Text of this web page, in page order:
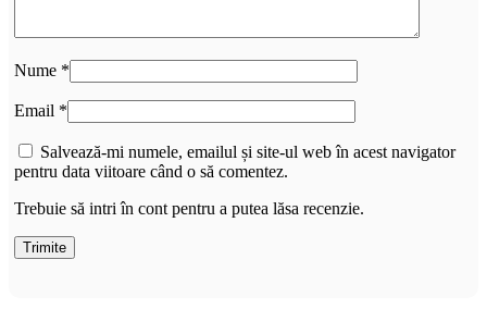
Nume *
Email *
Salvează-mi numele, emailul și site-ul web în acest navigator
pentru data viitoare când o să comentez.
Trebuie să intri în cont pentru a putea lăsa recenzie.